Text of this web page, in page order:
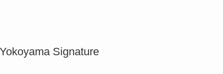
Signature